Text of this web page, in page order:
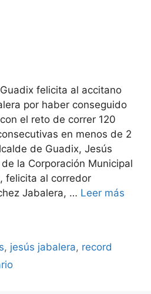
felicita al accitano
por haber conseguido
el reto de correr 120
en menos de 2
de Guadix, Jesús
la Corporación Municipal
felicita al corredor
Jabalera, … Leer más
, jesús jabalera, record